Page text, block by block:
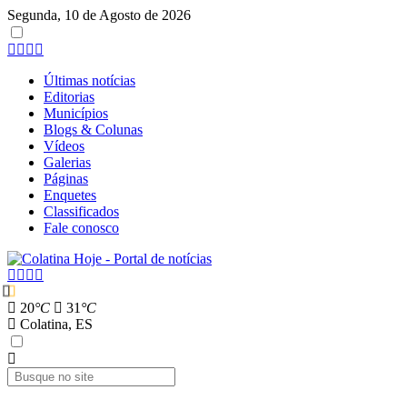
Segunda, 10 de Agosto de 2026
Últimas notícias
Editorias
Municípios
Blogs & Colunas
Vídeos
Galerias
Páginas
Enquetes
Classificados
Fale conosco
20°C 31 °C
Colatina, ES